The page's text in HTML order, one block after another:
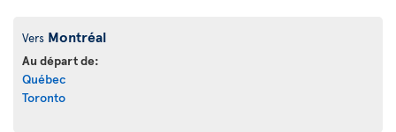
Vers Montréal
Au départ de:
Québec
Toronto